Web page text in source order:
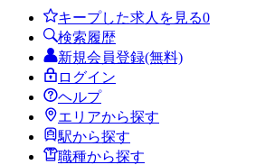
キープした求人を見る0
検索履歴
新規会員登録(無料)
ログイン
ヘルプ
エリアから探す
駅から探す
職種から探す